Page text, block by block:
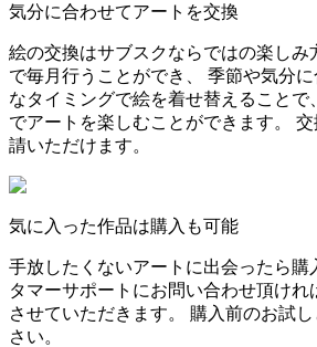
気分に合わせてアートを交換
絵の交換はサブスクならではの楽しみ
で毎月行うことができ、 季節や気分
なタイミングで絵を着せ替えることで
でアートを楽しむことができます。
請いただけます。
気に入った作品は購入も可能
手放したくないアートに出会ったら購
タマーサポートにお問い合わせ頂けれ
させていただきます。 購入前のお試
さい。